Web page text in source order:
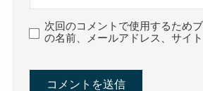
次回のコメントで使用するため
の名前、メールアドレス、サイト